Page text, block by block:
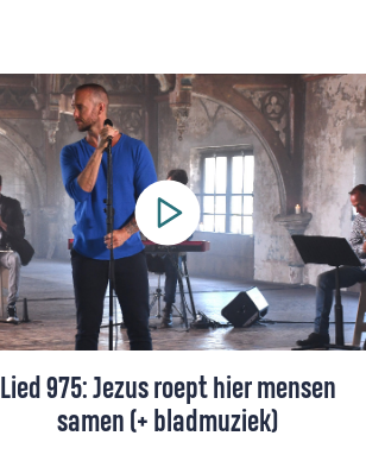
Suzan Renkema-Paas. Met tekst en
toelichting.
Lied 975: Jezus roept hier mensen
samen (+ bladmuziek)